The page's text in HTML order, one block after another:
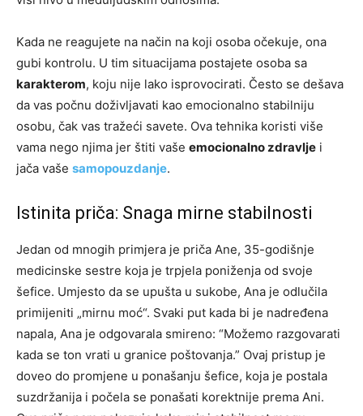
Kada ne reagujete na način na koji osoba očekuje, ona
gubi kontrolu. U tim situacijama postajete osoba sa
karakterom, koju nije lako isprovocirati. Često se dešava
da vas počnu doživljavati kao emocionalno stabilniju
osobu, čak vas tražeći savete. Ova tehnika koristi više
vama nego njima jer štiti vaše emocionalno zdravlje i
jača vaše samopouzdanje.
Istinita priča: Snaga mirne stabilnosti
Jedan od mnogih primjera je priča Ane, 35-godišnje
medicinske sestre koja je trpjela poniženja od svoje
šefice. Umjesto da se upušta u sukobe, Ana je odlučila
primijeniti „mirnu moć“. Svaki put kada bi je nadređena
napala, Ana je odgovarala smireno: “Možemo razgovarati
kada se ton vrati u granice poštovanja.” Ovaj pristup je
doveo do promjene u ponašanju šefice, koja je postala
suzdržanija i počela se ponašati korektnije prema Ani.